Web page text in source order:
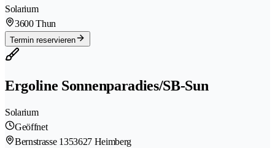
Solarium
3600 Thun
Termin reservieren
Ergoline Sonnenparadies/SB-Sun
Solarium
Geöffnet
Bernstrasse 1353627 Heimberg